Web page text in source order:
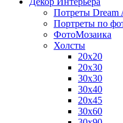
Потреты Dream
Портреты по
ФотоМозаика
Холсты
20х20
20х30
30х30
30х40
20х45
30х60